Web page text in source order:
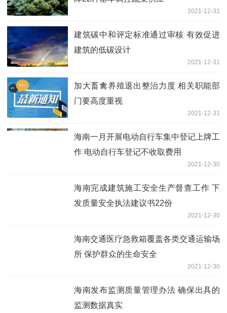
2021-12-31
建筑碳中和评定标准通过审核 有效促进
建筑的低碳设计
2021-12-31
加大畜禽养殖退出整治力度 相关职能部
门要高度重视
2021-12-31
海南一月开展电动自行车集中登记上牌工
作 电动自行车登记不收取费用
2021-12-30
海南完成建筑施工安全生产督查工作 下
发质量安全执法建议书22份
2021-12-30
海南交通医疗急救箱覆盖各类交通运输场
所 保护群众的生命安全
2021-12-30
海南发布监测质量管理办法 确保出具的
监测数据真实